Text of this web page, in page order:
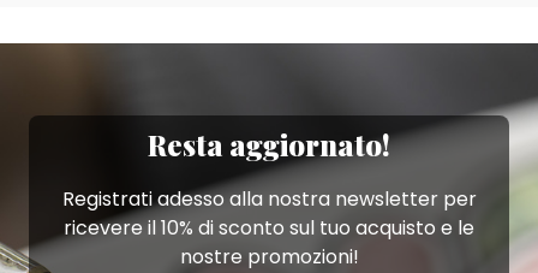
Resta aggiornato!
Registrati adesso alla nostra newsletter per
ricevere il 10% di sconto sul tuo acquisto e le
nostre promozioni!